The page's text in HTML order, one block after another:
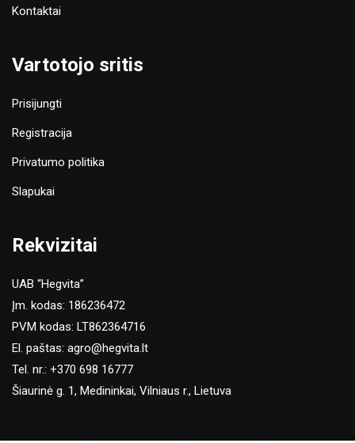
Kontaktai
Vartotojo sritis
Prisijungti
Registracija
Privatumo politika
Slapukai
Rekvizitai
UAB “Hegvita”
Įm. kodas: 186236472
PVM kodas: LT862364716
El. paštas: agro@hegvita.lt
Tel. nr.: +370 698 16777
Šiaurinė g. 1, Medininkai, Vilniaus r., Lietuva